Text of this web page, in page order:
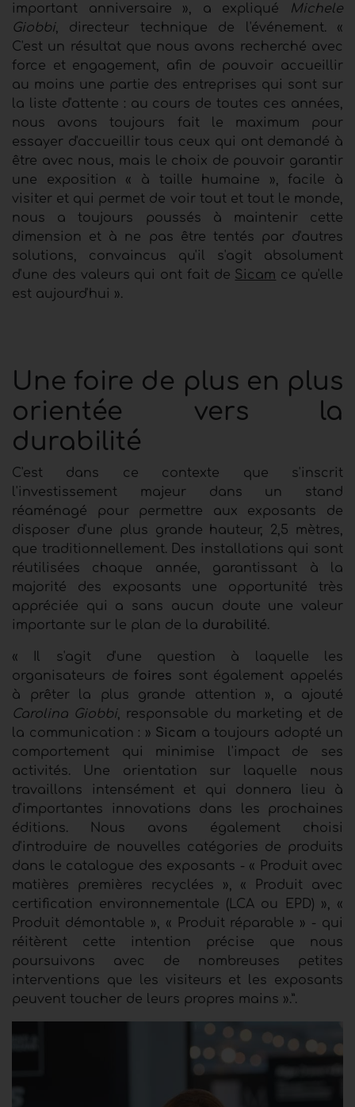
important anniversaire », a expliqué
Michele
Giobbi, directeur technique de l'événement. «
C'est un résultat que nous avons recherché avec
force et engagement, afin de pouvoir accueillir
au moins une partie des entreprises qui sont sur
la liste d'attente : au cours de toutes ces années,
nous avons toujours fait le maximum pour
essayer d'accueillir tous ceux qui ont demandé à
être avec nous, mais le choix de pouvoir garantir
une exposition « à taille humaine », facile à
visiter et qui permet de voir tout et tout le monde,
nous a toujours poussés à maintenir cette
dimension et à ne pas être tentés par d'autres
solutions, convaincus qu'il s'agit absolument
d'une des valeurs qui ont fait de Sicam ce qu'elle
est aujourd'hui ».
Une foire de plus en plus
orientée vers la
durabilité
C'est dans ce contexte que s'inscrit
l'investissement majeur dans un stand
réaménagé pour permettre aux exposants de
disposer d'une plus grande hauteur, 2,5 mètres,
que traditionnellement. Des installations qui sont
réutilisées chaque année, garantissant à la
majorité des exposants une opportunité très
appréciée qui a sans aucun doute une valeur
importante sur le plan de la durabilité.
« Il s'agit d'une question à laquelle les
organisateurs defoires sont également appelés
à prêter la plus grande attention », a ajouté
Carolina Giobbi, responsable du marketing et de
la communication : » Sicam a toujours adopté un
comportement qui minimise l'impact de ses
activités. Une orientation sur laquelle nous
travaillons intensément et qui donnera lieu à
d'importantes innovations dans les prochaines
éditions. Nous avons également choisi
d'introduire de nouvelles catégories de produits
dans le catalogue des exposants - « Produit avec
matières premières recyclées », « Produit avec
certification environnementale (LCA ou EPD) », «
Produit démontable », « Produit réparable » - qui
réitèrent cette intention précise que nous
poursuivons avec de nombreuses petites
interventions que les visiteurs et les exposants
peuvent toucher de leurs propres mains ».”.